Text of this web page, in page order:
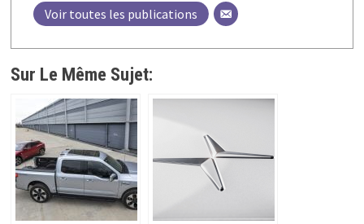
Voir toutes les publications
Sur Le Même Sujet: